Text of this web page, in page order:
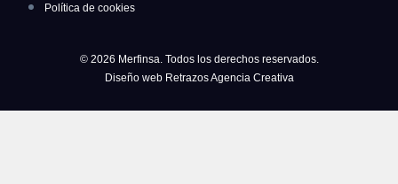
Política de cookies
© 2026 Merfinsa. Todos los derechos reservados.
Diseño web Retrazos Agencia Creativa